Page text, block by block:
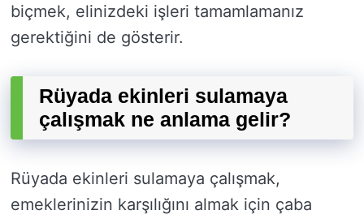
biçmek, elinizdeki işleri tamamlamanız
gerektiğini de gösterir.
Rüyada ekinleri sulamaya
çalışmak ne anlama gelir?
Rüyada ekinleri sulamaya çalışmak,
emeklerinizin karşılığını almak için çaba